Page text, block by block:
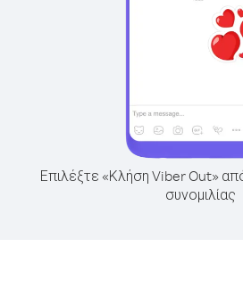
Επιλέξτε «Κλήση Viber Out»
συνομιλίας